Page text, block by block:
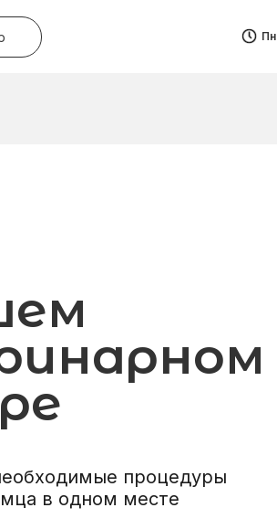
процедуры
в одном месте